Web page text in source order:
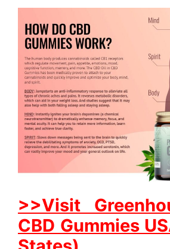
>>Visit
CBD Gummies